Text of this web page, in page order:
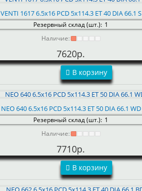
VENTI 1617 6.5x16 PCD 5x114.3 ET 40 DIA 66.1 S
Резервный склад (шт.): 1
Наличие:
7620р.
В корзину
NEO 640 6.5x16 PCD 5x114.3 ET 50 DIA 66.1 WD
Резервный склад (шт.): 1
Наличие:
7710р.
В корзину